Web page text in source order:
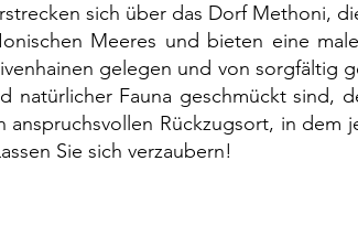
sich über das Dorf Methoni,
Meeres und bieten eine
gelegen und von sorgfältig
natürlicher Fauna geschmückt sind,
Rückzugsort, in dem
Sie sich verzaubern!